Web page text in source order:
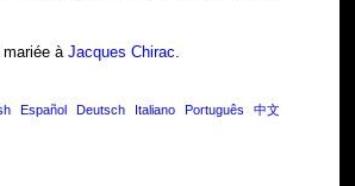
mariée àJacques Chirac.
Español Deutsch Italiano Português 中文